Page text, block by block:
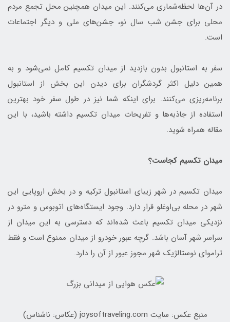
در آن‌ها لحظه‌شماری می‌کنند. این میدان همچنین محل تجمع مردم
محلی برای جشن شب سال نو، جشن‌های ملی و دیگر اجتماعات
است.
سفر به استانبول بدون بازدید از میدان تکسیم کامل نمی‌شود و به
همین دلیل اکثر گردشگران برای دیدن این بخش از استانبول
برنامه‌ریزی می‌کنند. برای اینکه شما نیز در طول سفر خود بهترین
استفاده از جاذبه‌ها و تفریحات میدان تکسیم داشته باشید، با این
مقاله همراه شوید.
میدان تکسیم کجاست؟
میدان تکسیم در شهر زیبای استانبول ترکیه و در بخش اروپایی این
شهر در محله بی‌اوغلو قرار دارد. وجود ایستگاه‌های اتوبوس و مترو در
نزدیکی میدان تکسیم باعث شده‌اند که دسترسی به این میدان از
سراسر شهر آسان باشد. گرچه عبور خودرو از میدان ممنوع است و فقط
تراموای نوستالژیک شهر مجوز عبور از آن را دارد.
منبع عکس:‌ سایت joysoftraveling.com (عکاس: ناشناس)